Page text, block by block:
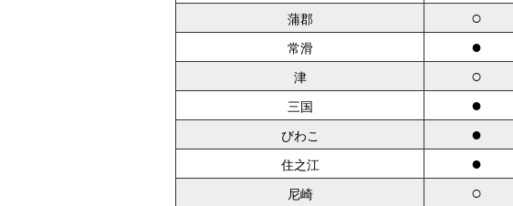
蒲郡 ○
常滑 ●
津 ○
三国 ●
びわこ ●
住之江 ●
尼崎 ○